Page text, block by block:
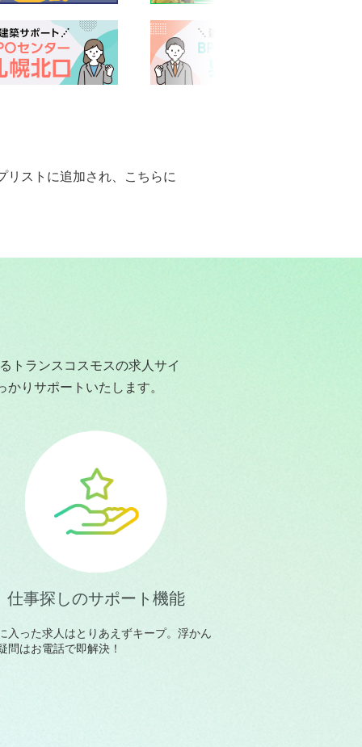
ストに追加され、こちらに
トランスコスモスの求人サイ
りサポートいたします。
仕事探しのサポート機能
入った求人はとりあえずキープ。浮かん
問はお電話で即解決！